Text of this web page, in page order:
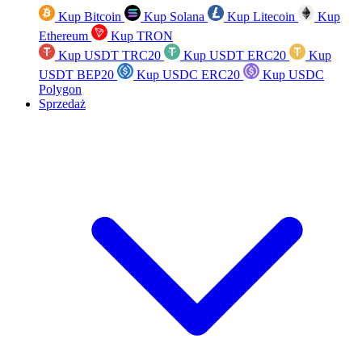
Kup Bitcoin Kup Solana Kup Litecoin
Kup
Ethereum
Kup TRON
Kup USDT TRC20
Kup USDT ERC20
Kup
USDT BEP20
Kup USDC ERC20
Kup USDC
Polygon
Sprzedaż